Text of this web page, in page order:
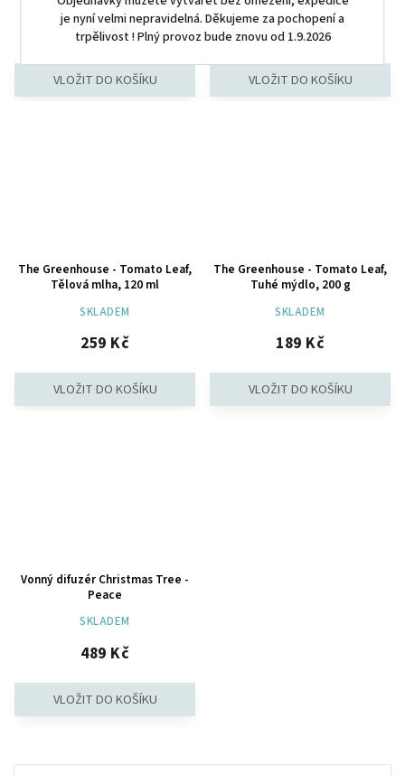
je nyní velmi nepravidelná. Děkujeme za pochopení a
trpělivost ! Plný provoz bude znovu od 1.9.2026
259 Kč 409 Kč
The Greenhouse - Tomato Leaf,
Tělová mlha, 120 ml
SKLADEM
259 Kč
The Greenhouse - Tomato Leaf,
Tuhé mýdlo, 200 g
SKLADEM
189 Kč
Vonný difuzér Christmas Tree -
Peace
SKLADEM
489 Kč